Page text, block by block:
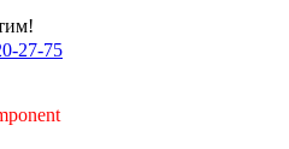
27-75